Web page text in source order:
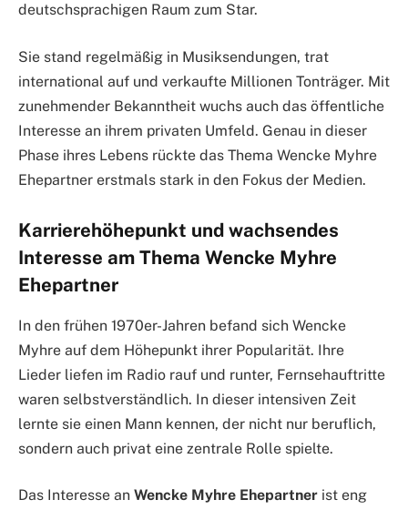
deutschsprachigen Raum zum Star.
Sie stand regelmäßig in Musiksendungen, trat
international auf und verkaufte Millionen Tonträger. Mit
zunehmender Bekanntheit wuchs auch das öffentliche
Interesse an ihrem privaten Umfeld. Genau in dieser
Phase ihres Lebens rückte das Thema Wencke Myhre
Ehepartner erstmals stark in den Fokus der Medien.
Karrierehöhepunkt und wachsendes
Interesse am Thema Wencke Myhre
Ehepartner
In den frühen 1970er-Jahren befand sich Wencke
Myhre auf dem Höhepunkt ihrer Popularität. Ihre
Lieder liefen im Radio rauf und runter, Fernsehauftritte
waren selbstverständlich. In dieser intensiven Zeit
lernte sie einen Mann kennen, der nicht nur beruflich,
sondern auch privat eine zentrale Rolle spielte.
Das Interesse an Wencke Myhre Ehepartner ist eng